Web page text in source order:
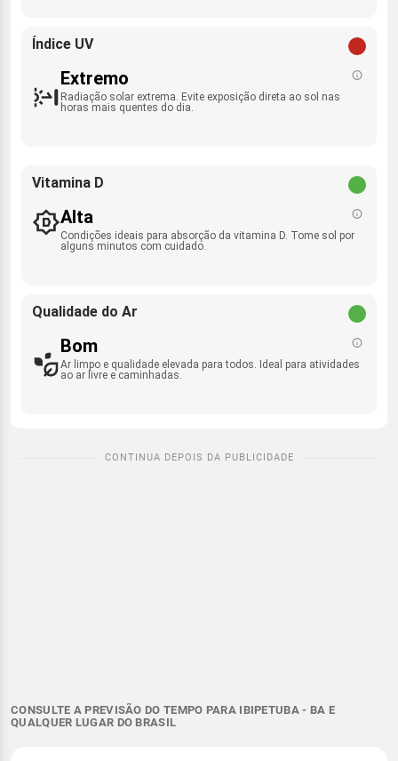
Índice UV
Extremo
Radiação solar extrema. Evite exposição direta ao sol nas
horas mais quentes do dia.
Vitamina D
Alta
Condições ideais para absorção da vitamina D. Tome sol por
alguns minutos com cuidado.
Qualidade do Ar
Bom
Ar limpo e qualidade elevada para todos. Ideal para atividades
ao ar livre e caminhadas.
CONSULTE A PREVISÃO DO TEMPO PARA IBIPETUBA - BA E
QUALQUER LUGAR DO BRASIL